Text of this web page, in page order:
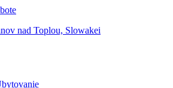
nad Toplou, Slowakei